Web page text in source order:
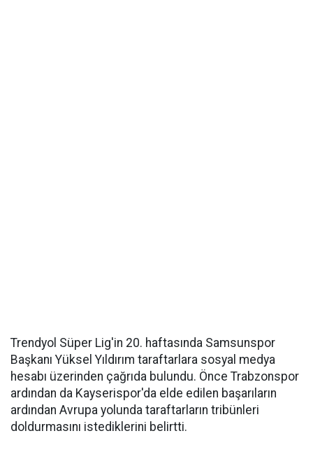
Trendyol Süper Lig'in 20. haftasında Samsunspor
Başkanı Yüksel Yıldırım taraftarlara sosyal medya
hesabı üzerinden çağrıda bulundu. Önce Trabzonspor
ardından da Kayserispor'da elde edilen başarıların
ardından Avrupa yolunda taraftarların tribünleri
doldurmasını istediklerini belirtti.